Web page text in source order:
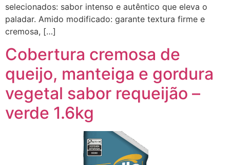
selecionados: sabor intenso e autêntico que eleva o
paladar. Amido modificado: garante textura firme e
cremosa, […]
Cobertura cremosa de
queijo, manteiga e gordura
vegetal sabor requeijão –
verde 1.6kg